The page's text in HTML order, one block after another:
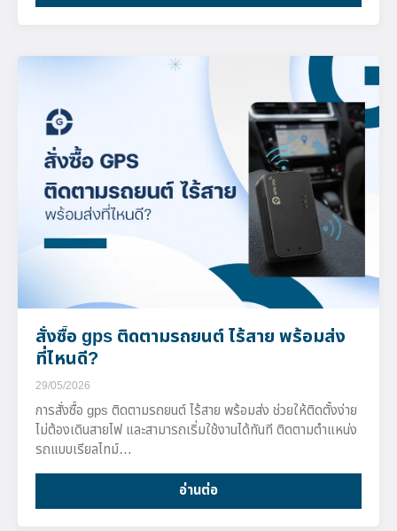
สั่งซื้อ gps ติดตามรถยนต์ ไร้สาย พร้อมส่ง
ที่ไหนดี?
29/05/2026
การสั่งซื้อ gps ติดตามรถยนต์ ไร้สาย พร้อมส่ง ช่วยให้ติดตั้งง่าย
ไม่ต้องเดินสายไฟ และสามารถเริ่มใช้งานได้ทันที ติดตามตำแหน่ง
รถแบบเรียลไทม์…
อ่านต่อ